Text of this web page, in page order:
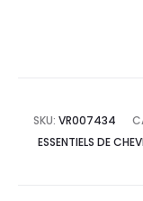
SKU: VR007434
ESSENTIELS DE